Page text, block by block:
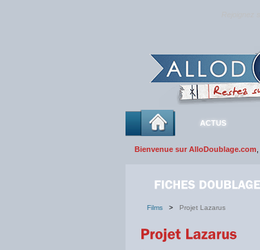
ACTUS
Bienvenue sur AlloDoublage.com
Films > Projet Lazarus